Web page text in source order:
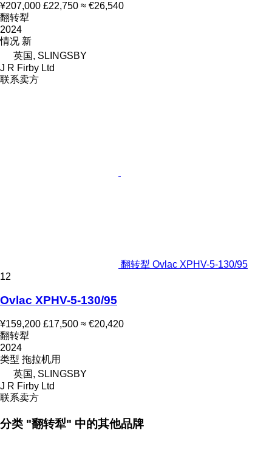
¥207,000 £22,750 ≈ €26,540
翻转犁
2024
情况 新
英国, SLINGSBY
J R Firby Ltd
联系卖方
翻转犁 Ovlac XPHV-5-130/95
12
Ovlac XPHV-5-130/95
¥159,200 £17,500 ≈ €20,420
翻转犁
2024
类型 拖拉机用
英国, SLINGSBY
J R Firby Ltd
联系卖方
分类 "翻转犁" 中的其他品牌